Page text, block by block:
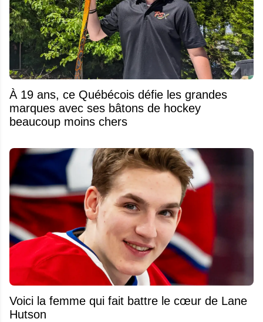
À 19 ans, ce Québécois défie les grandes
marques avec ses bâtons de hockey
beaucoup moins chers
Voici la femme qui fait battre le cœur de Lane
Hutson